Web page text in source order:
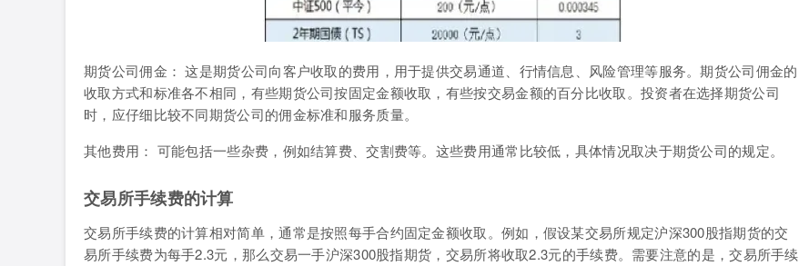
期货公司佣金： 这是期货公司向客户收取的费用，用于提供交易通道、行情信息、风险管理等服务。期货公司佣金的
收取方式和标准各不相同，有些期货公司按固定金额收取，有些按交易金额的百分比收取。投资者在选择期货公司
时，应仔细比较不同期货公司的佣金标准和服务质量。
其他费用： 可能包括一些杂费，例如结算费、交割费等。这些费用通常比较低，具体情况取决于期货公司的规定。
交易所手续费的计算
交易所手续费的计算相对简单，通常是按照每手合约固定金额收取。例如，假设某交易所规定沪深300股指期货的交
易所手续费为每手2.3元，那么交易一手沪深300股指期货，交易所将收取2.3元的手续费。需要注意的是，交易所手续